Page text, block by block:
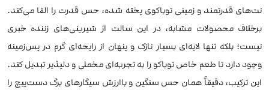
نت‌های قدرتمند و زمینی توباکوی پخته شده، حس قدرت را القا می‌کند.
برخلاف محصولات مشابه، در این سالت از شیرینی‌های زننده خبری
نیست؛ بلکه تنها لایه‌ای بسیار نازک و پنهان از رایحه‌ای گرم در پس‌زمینه
وجود دارد تا طعم خاص توباکو را به تجربه‌ای مخملی و دلپذیر تبدیل کند.
این ترکیب، دقیقاً همان حس سنگین و باارزش سیگارهای برگ دست‌پیچ را